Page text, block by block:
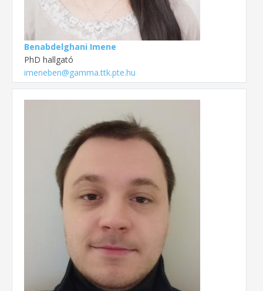
Benabdelghani Imene
PhD hallgató
imeneben@gamma.ttk.pte.hu